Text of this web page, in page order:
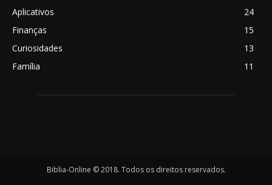
Aplicativos
24
Finanças
15
Curiosidades
13
Família
11
Biblia-Online © 2018. Todos os direitos reservados.